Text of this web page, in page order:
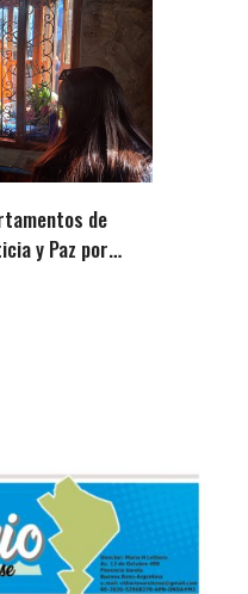
de
por